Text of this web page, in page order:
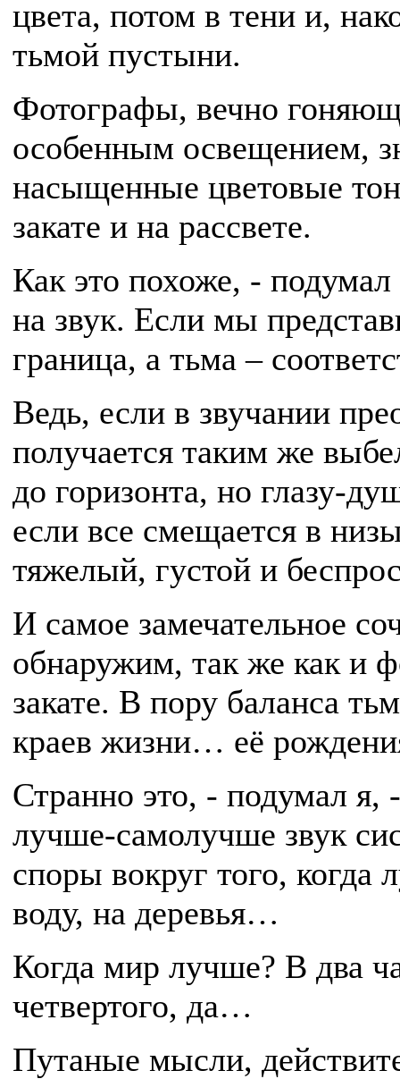
цвета, потом в тени и,
тьмой пустыни.
Фотографы, вечно
особенным освещением,
насыщенные цветовые
закате и на рассвете.
Как это похоже, -
на звук. Если мы
граница, а тьма –
Ведь, если в звучании
получается таким же
до горизонта, но глазу-
если все смещается в
тяжелый, густой и
И самое замечательное
обнаружим, так же как и
закате. В пору баланса
краев жизни… её
Странно это, - подумал
лучше-самолучше звук
споры вокруг того,
воду, на деревья…
Когда мир лучше? В два
четвертого, да…
Путаные мысли,